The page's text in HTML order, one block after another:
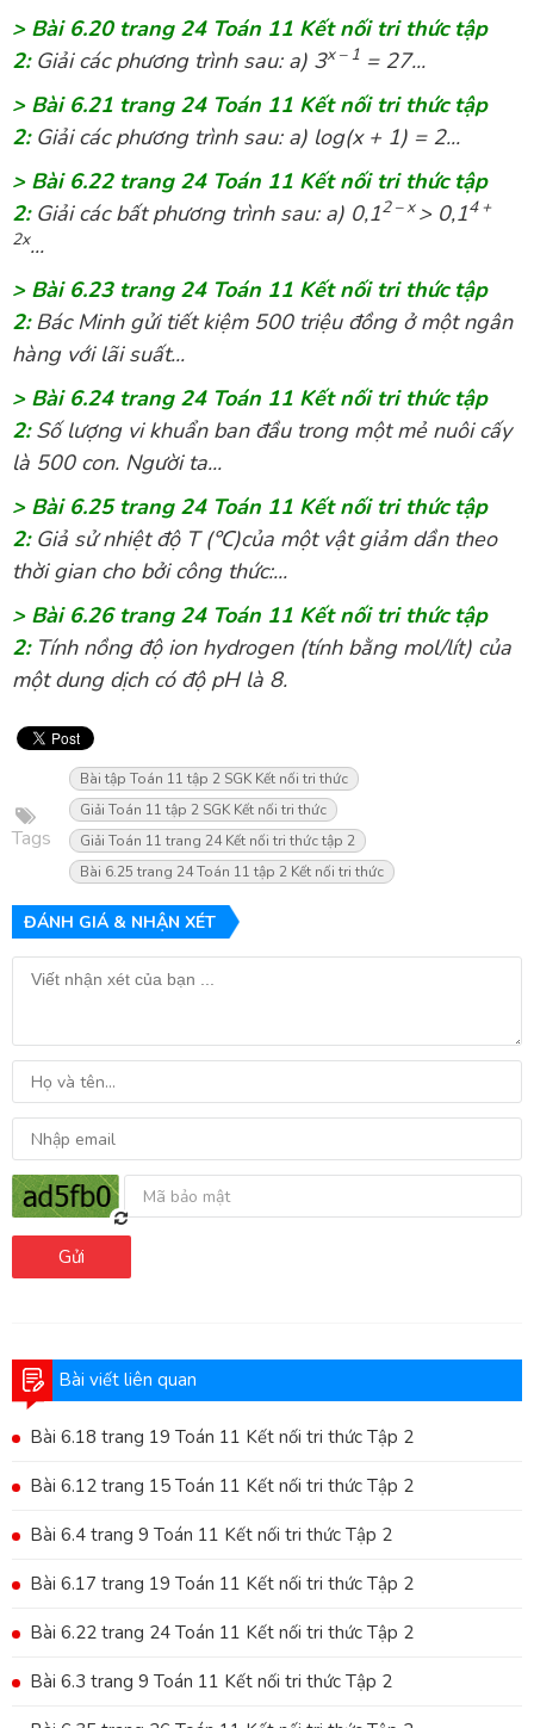
> Bài 6.20 trang 24 Toán 11 Kết nối tri thức tập
2: Giải các phương trình sau: a) 3x – 1 = 27...
> Bài 6.21 trang 24 Toán 11 Kết nối tri thức tập
2: Giải các phương trình sau: a) log(x + 1) = 2...
> Bài 6.22 trang 24 Toán 11 Kết nối tri thức tập
2: Giải các bất phương trình sau: a) 0,12 – x> 0,14 +
2x...
> Bài 6.23 trang 24 Toán 11 Kết nối tri thức tập
2:Bác Minh gửi tiết kiệm 500 triệu đồng ở một ngân
hàng với lãi suất...
> Bài 6.24 trang 24 Toán 11 Kết nối tri thức tập
2:Số lượng vi khuẩn ban đầu trong một mẻ nuôi cấy
là 500 con. Người ta...
> Bài 6.25 trang 24 Toán 11 Kết nối tri thức tập
2: Giả sử nhiệt độ T (℃)của một vật giảm dần theo
thời gian cho bởi công thức:...
> Bài 6.26 trang 24 Toán 11 Kết nối tri thức tập
2: Tính nồng độ ion hydrogen (tính bằng mol/lít) của
một dung dịch có độ pH là 8.
Tags
Bài tập Toán 11 tập 2 SGK Kết nối tri thức
Giải Toán 11 tập 2 SGK Kết nối tri thức
Giải Toán 11 trang 24 Kết nối tri thức tập 2
Bài 6.25 trang 24 Toán 11 tập 2 Kết nối tri thức
ĐÁNH GIÁ & NHẬN XÉT
Gửi
Bài viết liên quan
Bài 6.18 trang 19 Toán 11 Kết nối tri thức Tập 2
Bài 6.12 trang 15 Toán 11 Kết nối tri thức Tập 2
Bài 6.4 trang 9 Toán 11 Kết nối tri thức Tập 2
Bài 6.17 trang 19 Toán 11 Kết nối tri thức Tập 2
Bài 6.22 trang 24 Toán 11 Kết nối tri thức Tập 2
Bài 6.3 trang 9 Toán 11 Kết nối tri thức Tập 2